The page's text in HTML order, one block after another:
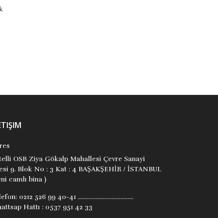
OSB Ziya Gökalp Mahallesi Çevre Sanayi
9. Blok No : 3 Kat : 4 BAŞAKŞEHİR / İSTANBUL
camlı bina )
0212 526 99 40-41 ......................................
Hattı : 0537 951 42 33